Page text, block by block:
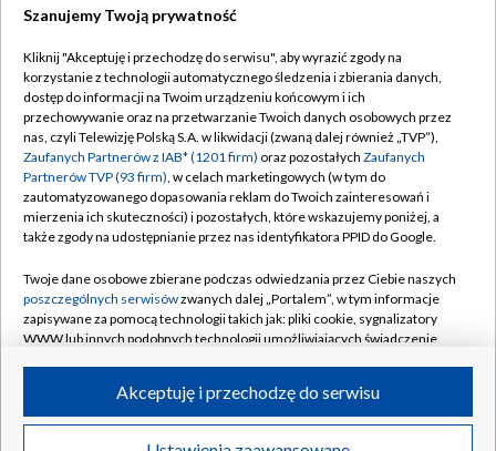
TVP
Abonament TVP
Emisja w TVP
Centrum informacji TVP
Naziemna Telewizja Cyfrowa
Rada Programowa
System NOS
Informacje o nadawcy
Program dla prasy
Regulamin TVP
Polityka prywatności
Moje zgody
Pomoc
Kontakt
Kanały
©2026 Telewizja Polska S.A. w likwidacji
Szanujemy Twoją prywatność
Kliknij "Akceptuję i przechodzę do serwisu", aby wyrazić zgody na
korzystanie z technologii automatycznego śledzenia i zbierania danych,
dostęp do informacji na Twoim urządzeniu końcowym i ich
przechowywanie oraz na przetwarzanie Twoich danych osobowych przez
nas, czyli Telewizję Polską S.A. w likwidacji (zwaną dalej również „TVP”),
Zaufanych Partnerów z IAB* (1201 firm) oraz pozostałych Zaufanych
Partnerów TVP (93 firm), w celach marketingowych (w tym do
zautomatyzowanego dopasowania reklam do Twoich zainteresowań i
mierzenia ich skuteczności) i pozostałych, które wskazujemy poniżej, a
także zgody na udostępnianie przez nas identyfikatora PPID do Google.
Twoje dane osobowe zbierane podczas odwiedzania przez Ciebie naszych
poszczególnych serwisówzwanych dalej „Portalem”, w tym informacje
zapisywane za pomocą technologii takich jak: pliki cookie, sygnalizatory
WWW lub innych podobnych technologii umożliwiających świadczenie
ruchu w Internecie.
Twoje dane osobowe zbierane podczas odwiedzania przez Ciebie
Akceptuję i przechodzę do serwisu